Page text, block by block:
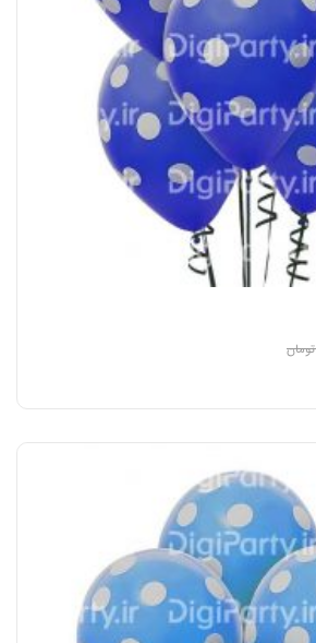
افزودن به سبد خریدتومان